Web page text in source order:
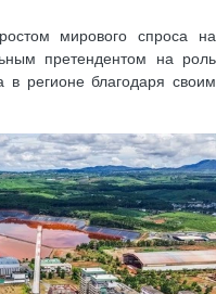
мирового спроса на
претендентом на роль
в регионе благодаря своим